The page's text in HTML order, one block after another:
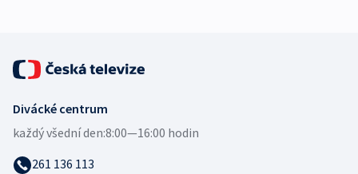
Divácké centrum
každý všední den:8:00—16:00 hodin
261 136 113